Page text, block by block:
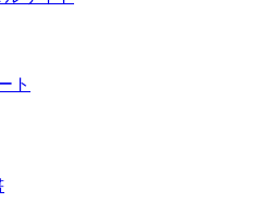
ト